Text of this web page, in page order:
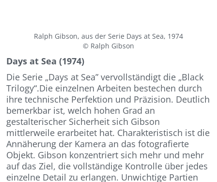
Ralph Gibson, aus der Serie Days at Sea, 1974
© Ralph Gibson
Days at Sea (1974)
Die Serie „Days at Sea” vervollständigt die „Black
Trilogy“.Die einzelnen Arbeiten bestechen durch
ihre technische Perfektion und Präzision. Deutlich
bemerkbar ist, welch hohen Grad an
gestalterischer Sicherheit sich Gibson
mittlerweile erarbeitet hat. Charakteristisch ist die
Annäherung der Kamera an das fotografierte
Objekt. Gibson konzentriert sich mehr und mehr
auf das Ziel, die vollständige Kontrolle über jedes
einzelne Detail zu erlangen. Unwichtige Partien